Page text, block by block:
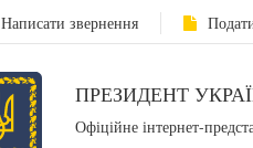
Написати звернення
ПРЕЗИДЕНТ
Офіційне інтернет-